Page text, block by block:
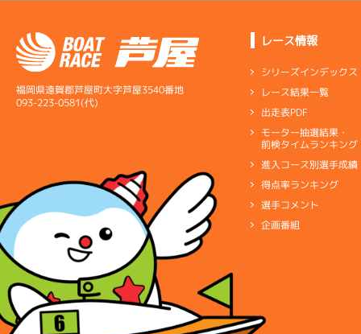
福岡県遠賀郡芦屋町大字芦屋3540番地
093-223-0581(代)
レース情報
シリーズインデックス
レース結果一覧
出走表PDF
モーター抽選結果・
前検タイムランキング
進入コース別選手成績
得点率ランキング
選手コメント
企画番組